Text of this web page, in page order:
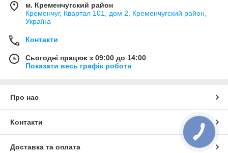
м. Кременчугский район
Кременчуг, Квартал 101, дом 2, Кременчугский район,
Україна
Контакти
Сьогодні працює з 09:00 до 14:00
Показати весь графік роботи
Про нас
Контакти
Доставка та оплата